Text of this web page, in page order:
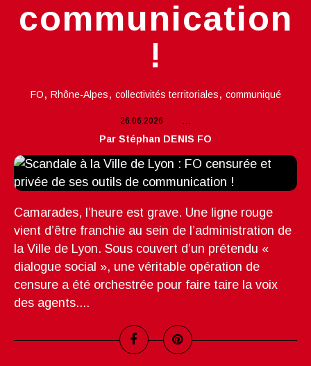
communication
!
FO, Rhône-Alpes, collectivités territoriales, communiqué
26.06.2026 …
Par Stéphan DENIS FO
Camarades, l’heure est grave. Une ligne rouge
vient d’être franchie au sein de l’administration de
la Ville de Lyon. Sous couvert d’un prétendu «
dialogue social », une véritable opération de
censure a été orchestrée pour faire taire la voix
des agents....